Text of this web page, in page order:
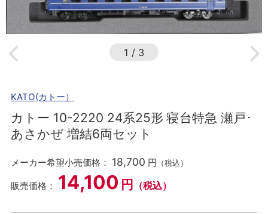
1 / 3
KATO(カトー）
カトー 10-2220 24系25形 寝台特急 瀬戸･
あさかぜ 増結6両セット
メーカー希望小売価格： 18,700 円 （税込）
販売価格： 14,100 円 （税込）